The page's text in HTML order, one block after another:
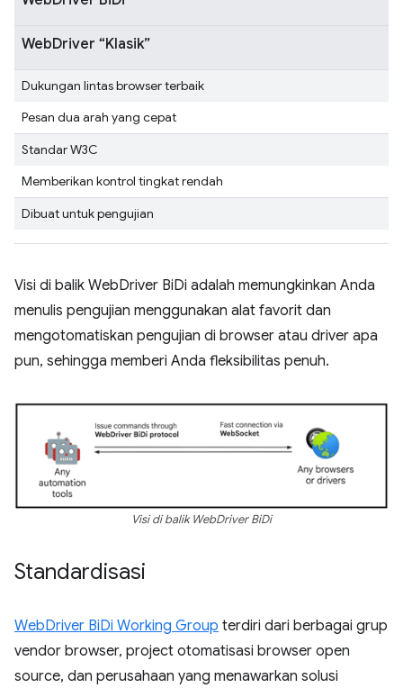
WebDriver “Klasik”
Dukungan lintas browser terbaik
Pesan dua arah yang cepat
Standar W3C
Memberikan kontrol tingkat rendah
Dibuat untuk pengujian
Visi di balik WebDriver BiDi adalah memungkinkan Anda
menulis pengujian menggunakan alat favorit dan
mengotomatiskan pengujian di browser atau driver apa
pun, sehingga memberi Anda fleksibilitas penuh.
Visi di balik WebDriver BiDi
Standardisasi
WebDriver BiDi Working Group terdiri dari berbagai grup
vendor browser, project otomatisasi browser open
source, dan perusahaan yang menawarkan solusi